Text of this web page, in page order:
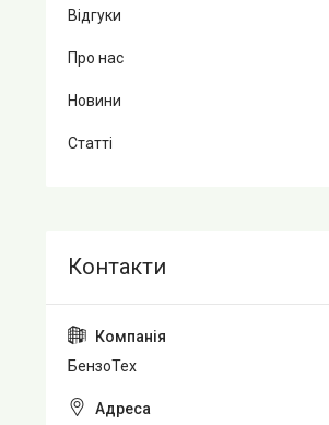
Відгуки
Про нас
Новини
Статті
БензоТех